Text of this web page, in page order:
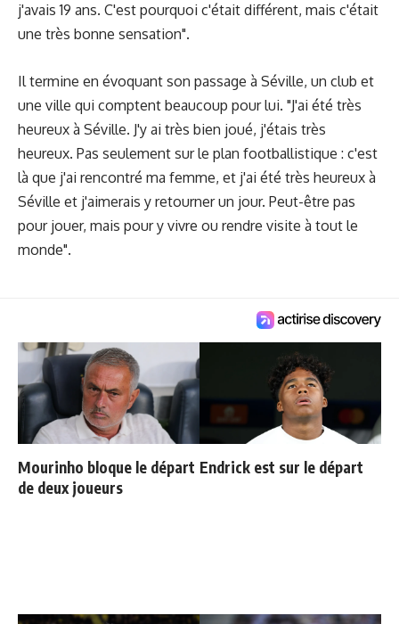
j'avais 19 ans. C'est pourquoi c'était différent, mais c'était
une très bonne sensation".
Il termine en évoquant son passage à Séville, un club et
une ville qui comptent beaucoup pour lui. "J'ai été très
heureux à Séville. J'y ai très bien joué, j'étais très
heureux. Pas seulement sur le plan footballistique : c'est
là que j'ai rencontré ma femme, et j'ai été très heureux à
Séville et j'aimerais y retourner un jour. Peut-être pas
pour jouer, mais pour y vivre ou rendre visite à tout le
monde".
Mourinho bloque le départ
de deux joueurs
Endrick est sur le départ